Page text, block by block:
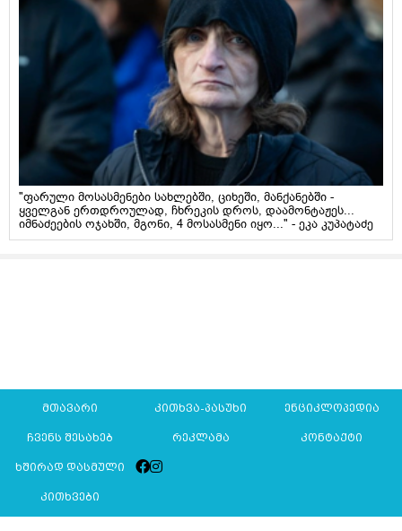
"ფარული მოსასმენები სახლებში, ციხეში, მანქანებში -
ყველგან ერთდროულად, ჩხრეკის დროს, დაამონტაჟეს...
იმნაძეების ოჯახში, მგონი, 4 მოსასმენი იყო..." - ეკა კუპატაძე
მთავარი კითხვა-პასუხი ენციკლოპედია
ჩვენს შესახებ რეკლამა კონტაქტი
ხშირად დასმული
კითხვები